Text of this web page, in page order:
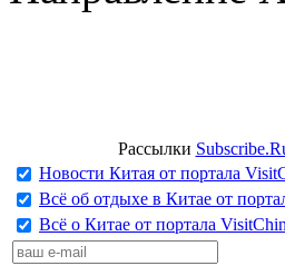
Рассылки
Новости Китая от портала
Всё об отдыхе в Китае от
Всё о Китае от портала